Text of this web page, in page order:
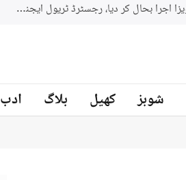
شوبز کھیل بلاگ ادب